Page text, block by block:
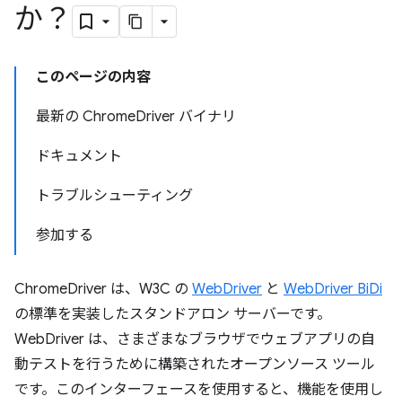
か？
このページの内容
最新の ChromeDriver バイナリ
ドキュメント
トラブルシューティング
参加する
ChromeDriver は、W3C の WebDriver と WebDriver BiDi
の標準を実装したスタンドアロン サーバーです。
WebDriver は、さまざまなブラウザでウェブアプリの自
動テストを行うために構築されたオープンソース ツール
です。このインターフェースを使用すると、機能を使用し